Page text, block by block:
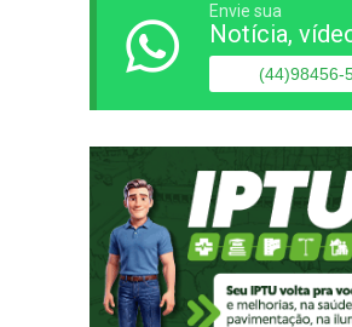
Envie sua
Notícia,
(44)98456-